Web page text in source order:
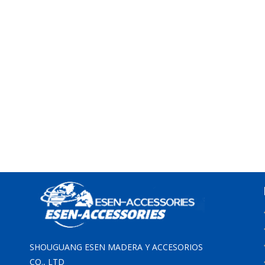
SHOUGUANG ESEN MADERA Y ACCESORIOS
CO., LTD